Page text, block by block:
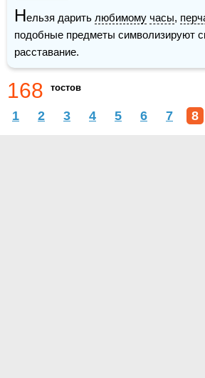
Нельзя дарить любимому часы,
подобные предметы символизируют
расставание.
168 тостов
1 2 3 4 5 6 7 8